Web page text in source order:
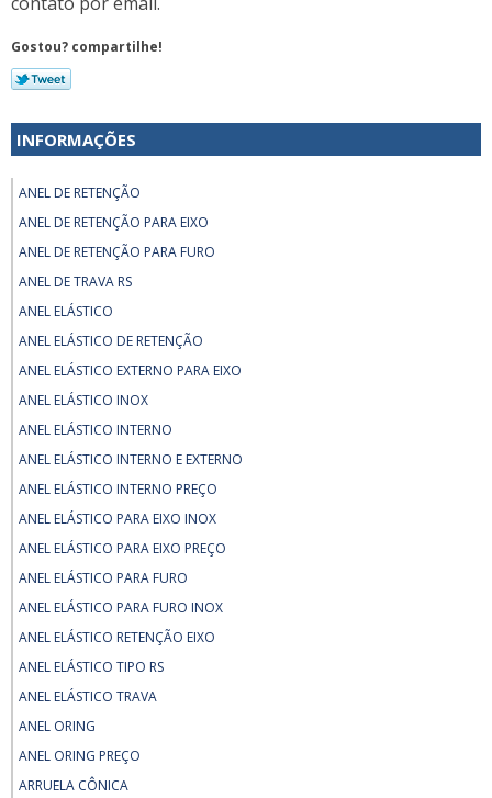
Gostou? compartilhe!
INFORMAÇÕES
ANEL DE RETENÇÃO
ANEL DE RETENÇÃO PARA EIXO
ANEL DE RETENÇÃO PARA FURO
ANEL DE TRAVA RS
ANEL ELÁSTICO
ANEL ELÁSTICO DE RETENÇÃO
ANEL ELÁSTICO EXTERNO PARA EIXO
ANEL ELÁSTICO INOX
ANEL ELÁSTICO INTERNO
ANEL ELÁSTICO INTERNO E EXTERNO
ANEL ELÁSTICO INTERNO PREÇO
ANEL ELÁSTICO PARA EIXO INOX
ANEL ELÁSTICO PARA EIXO PREÇO
ANEL ELÁSTICO PARA FURO
ANEL ELÁSTICO PARA FURO INOX
ANEL ELÁSTICO RETENÇÃO EIXO
ANEL ELÁSTICO TIPO RS
ANEL ELÁSTICO TRAVA
ANEL ORING
ANEL ORING PREÇO
ARRUELA CÔNICA